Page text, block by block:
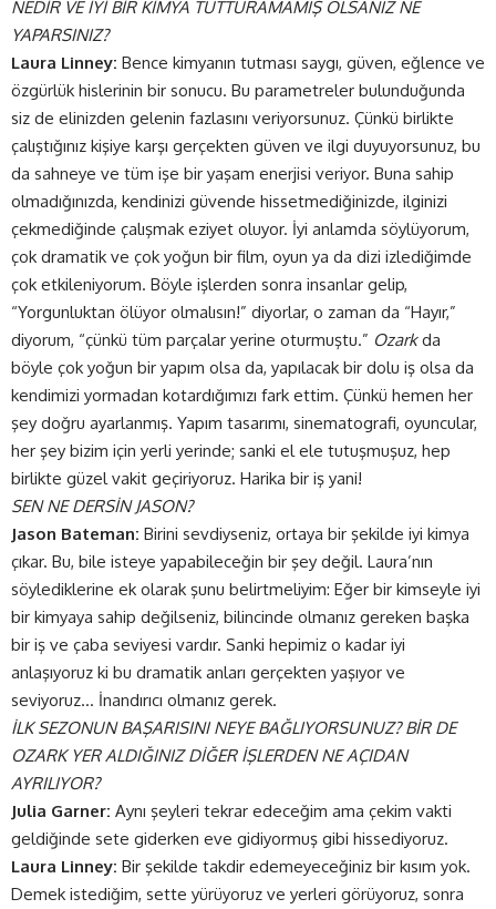
NEDİR VE İYİ BİR KİMYA TUTTURAMAMIŞ OLSANIZ NE
YAPARSINIZ?
Laura Linney: Bence kimyanın tutması saygı, güven, eğlence ve
özgürlük hislerinin bir sonucu. Bu parametreler bulunduğunda
siz de elinizden gelenin fazlasını veriyorsunuz. Çünkü birlikte
çalıştığınız kişiye karşı gerçekten güven ve ilgi duyuyorsunuz, bu
da sahneye ve tüm işe bir yaşam enerjisi veriyor. Buna sahip
olmadığınızda, kendinizi güvende hissetmediğinizde, ilginizi
çekmediğinde çalışmak eziyet oluyor. İyi anlamda söylüyorum,
çok dramatik ve çok yoğun bir film, oyun ya da dizi izlediğimde
çok etkileniyorum. Böyle işlerden sonra insanlar gelip,
“Yorgunluktan ölüyor olmalısın!” diyorlar, o zaman da “Hayır,”
diyorum, “çünkü tüm parçalar yerine oturmuştu.” Ozarkda
böyle çok yoğun bir yapım olsa da, yapılacak bir dolu iş olsa da
kendimizi yormadan kotardığımızı fark ettim. Çünkü hemen her
şey doğru ayarlanmış. Yapım tasarımı, sinematografi, oyuncular,
her şey bizim için yerli yerinde; sanki el ele tutuşmuşuz, hep
birlikte güzel vakit geçiriyoruz. Harika bir iş yani!
SEN NE DERSİN JASON?
Jason Bateman: Birini sevdiyseniz, ortaya bir şekilde iyi kimya
çıkar. Bu, bile isteye yapabileceğin bir şey değil. Laura’nın
söylediklerine ek olarak şunu belirtmeliyim: Eğer bir kimseyle iyi
bir kimyaya sahip değilseniz, bilincinde olmanız gereken başka
bir iş ve çaba seviyesi vardır. Sanki hepimiz o kadar iyi
anlaşıyoruz ki bu dramatik anları gerçekten yaşıyor ve
seviyoruz… İnandırıcı olmanız gerek.
İLK SEZONUN BAŞARISINI NEYE BAĞLIYORSUNUZ? BİR DE
OZARK YER ALDIĞINIZ DİĞER İŞLERDEN NE AÇIDAN
AYRILIYOR?
Julia Garner: Aynı şeyleri tekrar edeceğim ama çekim vakti
geldiğinde sete giderken eve gidiyormuş gibi hissediyoruz.
Laura Linney: Bir şekilde takdir edemeyeceğiniz bir kısım yok.
Demek istediğim, sette yürüyoruz ve yerleri görüyoruz, sonra